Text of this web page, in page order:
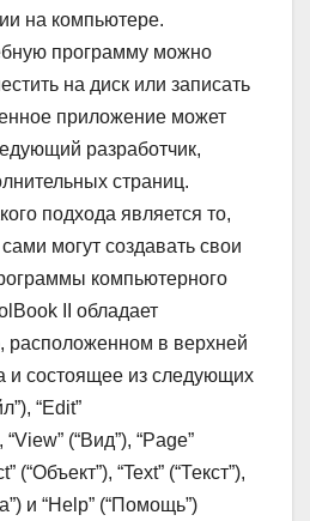
на компьютере.
программу можно
на диск или записать
приложение может
разработчик,
страниц.
подхода является то,
могут создавать свои
компьютерного
II обладает
в верхней
и состоящее из следующих
“Edit”
(“Вид”), “Page”
(“Объект”), “Text” (“Текст”),
и “Help” (“Помощь”)